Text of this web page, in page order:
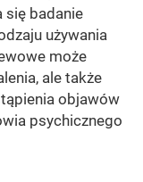
się badanie
używania
może
ale także
objawów
psychicznego